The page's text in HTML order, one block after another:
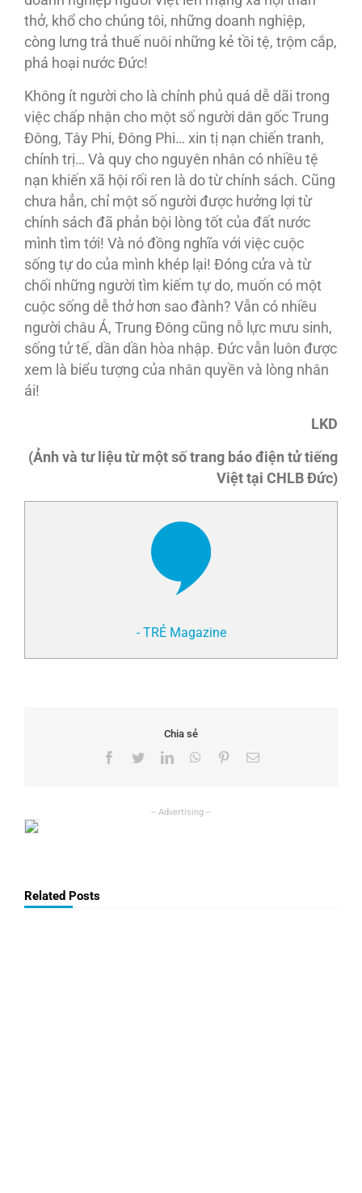
thở, khổ cho chúng tôi, những doanh nghiệp,
còng lưng trả thuế nuôi những kẻ tồi tệ, trộm cắp,
phá hoại nước Đức!
Không ít người cho là chính phủ quá dễ dãi trong
việc chấp nhận cho một số người dân gốc Trung
Đông, Tây Phi, Đông Phi… xin tị nạn chiến tranh,
chính trị… Và quy cho nguyên nhân có nhiều tệ
nạn khiến xã hội rối ren là do từ chính sách. Cũng
chưa hẳn, chỉ một số người được hưởng lợi từ
chính sách đã phản bội lòng tốt của đất nước
mình tìm tới! Và nó đồng nghĩa với việc cuộc
sống tự do của mình khép lại! Đóng cửa và từ
chối những người tìm kiếm tự do, muốn có một
cuộc sống dễ thở hơn sao đành? Vẫn có nhiều
người châu Á, Trung Đông cũng nỗ lực mưu sinh,
sống tử tế, dần dần hòa nhập. Đức vẫn luôn được
xem là biểu tượng của nhân quyền và lòng nhân
ái!
LKD
(Ảnh và tư liệu từ một số trang báo điện tử tiếng
Việt tại CHLB Đức)
- TRẺ Magazine
Chia sẻ
Facebook
TwitterLinkedInWhatsApp
PinterestEmail
Related Posts